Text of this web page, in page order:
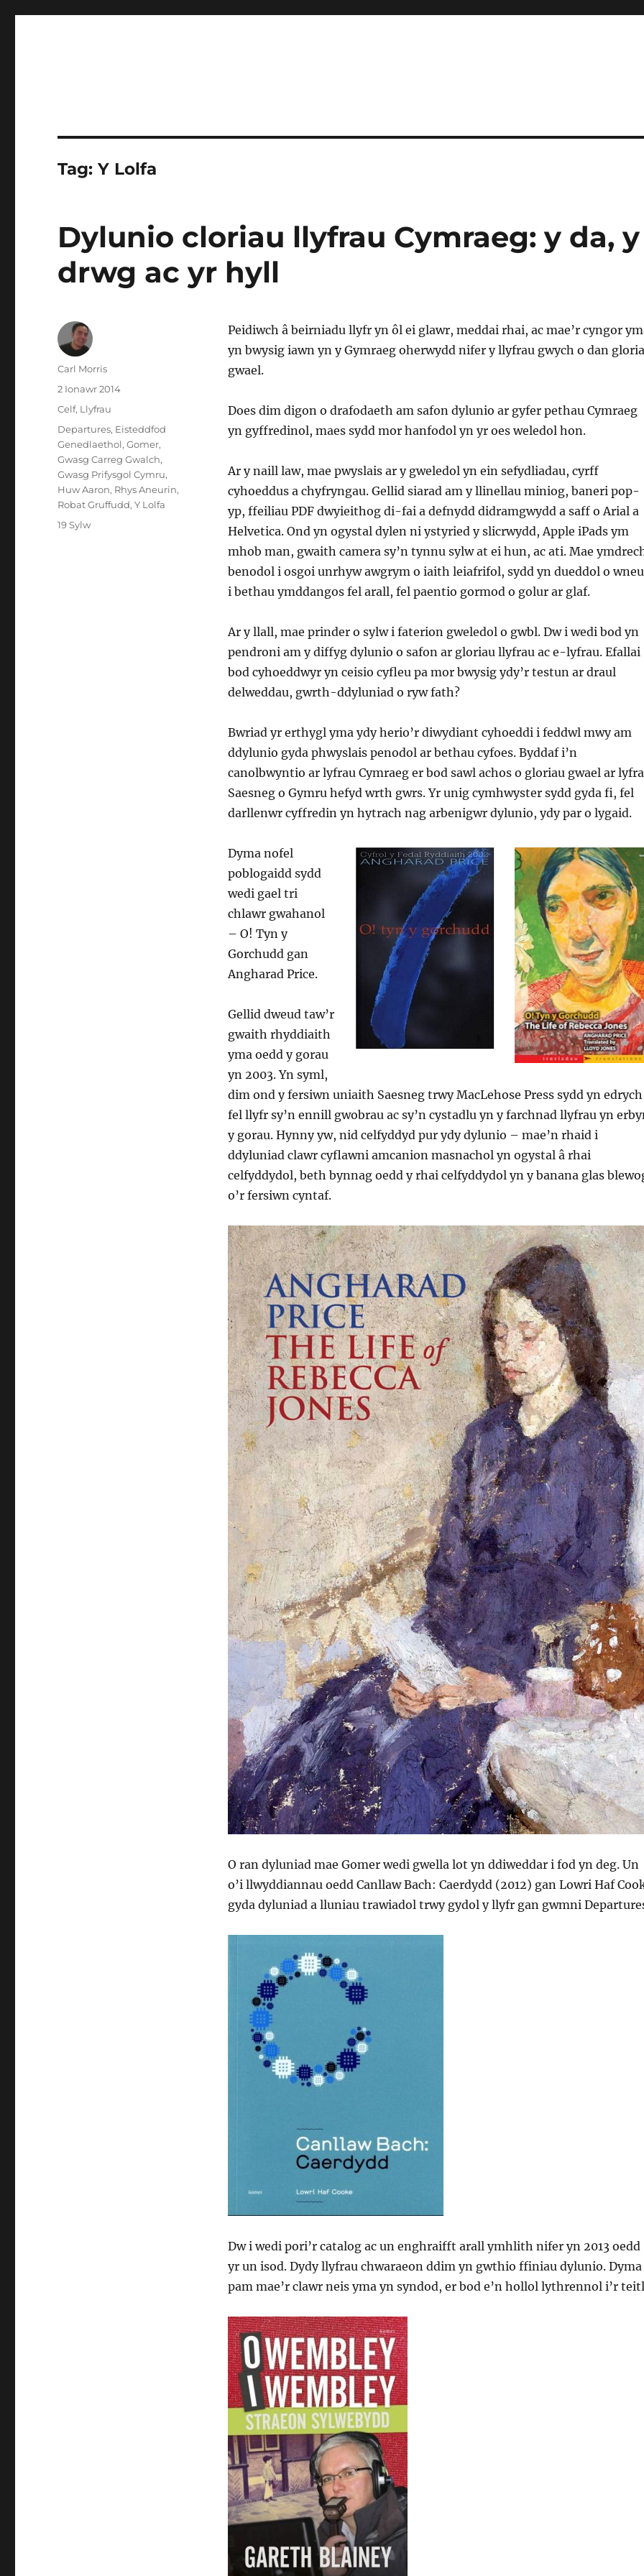
Tag:Y Lolfa
Dylunio cloriau llyfrau Cymraeg: y da, y
drwg ac yr hyll
Peidiwch â beirniadu llyfr yn ôl ei glawr, meddai rhai, ac mae’r cyngor
yn bwysig iawn yn y Gymraeg oherwydd nifer y llyfrau gwych o dan
gwael.
Does dim digon o drafodaeth am safon dylunio ar gyfer pethau Cymraeg
yn gyffredinol, maes sydd mor hanfodol yn yr oes weledol hon.
Ar y naill law, mae pwyslais ar y gweledol yn ein sefydliadau, cyrff
cyhoeddus a chyfryngau. Gellid siarad am y llinellau miniog, baneri pop-
yp, ffeiliau PDF dwyieithog di-fai a defnydd didramgwydd a saff o Arial a
Helvetica. Ond yn ogystal dylen ni ystyried y slicrwydd, Apple iPads ym
mhob man, gwaith camera sy’n tynnu sylw at ei hun, ac ati. Mae
benodol i osgoi unrhyw awgrym o iaith leiafrifol, sydd yn dueddol o
i bethau ymddangos fel arall, fel paentio gormod o golur ar glaf.
Ar y llall, mae prinder o sylw i faterion gweledol o gwbl. Dw i wedi bod yn
pendroni am y diffyg dylunio o safon ar gloriau llyfrau ac e-lyfrau. Efallai
bod cyhoeddwyr yn ceisio cyfleu pa mor bwysig ydy’r testun ar draul
delweddau, gwrth-ddyluniad o ryw fath?
Bwriad yr erthygl yma ydy herio’r diwydiant cyhoeddi i feddwl mwy am
ddylunio gyda phwyslais penodol ar bethau cyfoes. Byddaf i’n
canolbwyntio ar lyfrau Cymraeg er bod sawl achos o gloriau gwael ar
Saesneg o Gymru hefyd wrth gwrs. Yr unig cymhwyster sydd gyda fi, fel
darllenwr cyffredin yn hytrach nag arbenigwr dylunio, ydy par o lygaid.
Dyma nofel
poblogaidd sydd
wedi gael tri
chlawr gwahanol
– O! Tyn y
Gorchudd gan
Angharad Price.
Gellid dweud taw’r
gwaith rhyddiaith
yma oedd y gorau
yn 2003. Yn syml,
dim ond y fersiwn uniaith Saesneg trwy MacLehose Press sydd yn edrych
fel llyfr sy’n ennill gwobrau ac sy’n cystadlu yn y farchnad llyfrau yn
y gorau. Hynny yw, nid celfyddyd pur ydy dylunio – mae’n rhaid i
ddyluniad clawr cyflawni amcanion masnachol yn ogystal â rhai
celfyddydol, beth bynnag oedd y rhai celfyddydol yn y banana glas
o’r fersiwn cyntaf.
O ran dyluniad mae Gomer wedi gwella lot yn ddiweddar i fod yn deg. Un
o’i llwyddiannau oedd Canllaw Bach: Caerdydd (2012) gan Lowri Haf
gyda dyluniad a lluniau trawiadol trwy gydol y llyfr gan gwmni
Dw i wedi pori’r catalog ac un enghraifft arall ymhlith nifer yn 2013 oedd
yr un isod. Dydy llyfrau chwaraeon ddim yn gwthio ffiniau dylunio. Dyma
pam mae’r clawr neis yma yn syndod, er bod e’n hollol lythrennol i’r
Awdur
Carl Morris
Cofnodwyd
2 Ionawr 2014
Categorïau
Celf, Llyfrau
Tagiau
Departures, Eisteddfod
Genedlaethol,Gomer,
Gwasg Carreg Gwalch,
Gwasg Prifysgol Cymru,
Huw Aaron, Rhys Aneurin,
Robat Gruffudd,Y Lolfa
19 Sylwar